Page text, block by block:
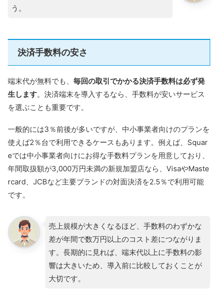
う。
決済手数料の安さ
端末代が無料でも、 毎回の取引でかかる決済手数料は必ず発
生します。決済端末を導入するなら、手数料が安いサービス
を選ぶことも重要です。
一般的には3％前後が多いですが、中小事業者向けのプランを
使えば2％台で利用できるケースもあります。例えば、Squar
eでは中小事業者向けにお得な手数料プランを用意しており、
年間取扱額が3,000万円未満の新規加盟店なら、VisaやMaste
rcard、JCBなど主要ブランドの対面決済を2.5％で利用可能
です。
売上規模が大きくなるほど、手数料のわずかな
差が年間で数万円以上のコスト差につながりま
す。長期的に見れば、端末代以上に手数料の影
響は大きいため、導入前に比較しておくことが
大切です。